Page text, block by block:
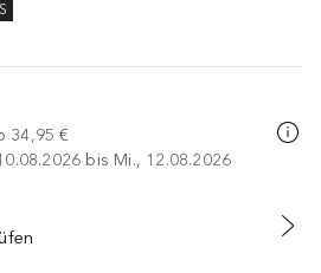
34,95 €
bis Mi., 12.08.2026
WARENKORB